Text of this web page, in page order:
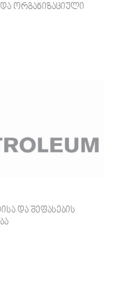
და ორგანიზაციული
და შეფასების